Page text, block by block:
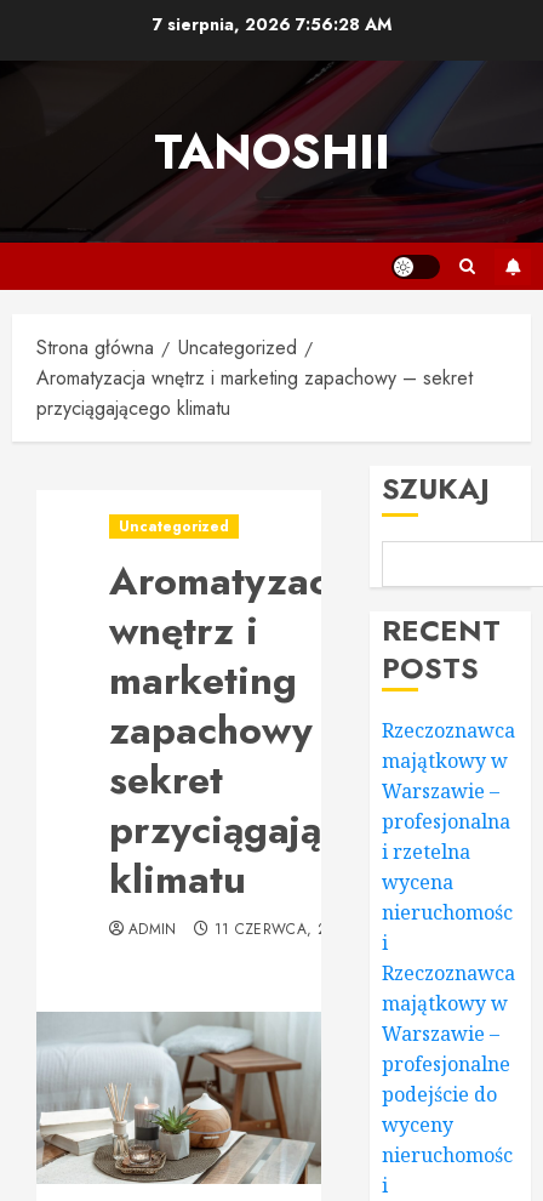
7 sierpnia, 2026 7:56:29 AM
TANOSHII
Strona główna
Uncategorized
Aromatyzacja wnętrz i marketing zapachowy – sekret
przyciągającego klimatu
Uncategorized
Aromatyzacja
wnętrz i
marketing
zapachowy –
sekret
przyciągającego
klimatu
ADMIN 11 CZERWCA, 2025
SZUKAJ
RECENT
POSTS
Rzeczoznawca
majątkowy w
Warszawie –
profesjonalna
i rzetelna
wycena
nieruchomośc
i
Rzeczoznawca
majątkowy w
Warszawie –
profesjonalne
podejście do
wyceny
nieruchomośc
i